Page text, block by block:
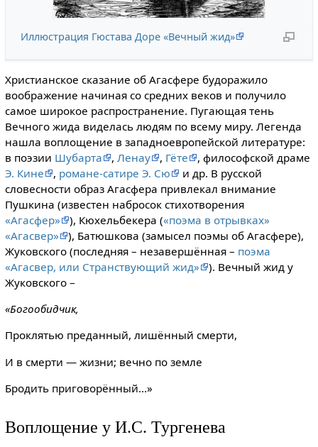
Иллюстрация Гюстава Доре «Вечный жид»
Христианское сказание об Агасфере будоражило
воображение начиная со средних веков и получило
самое широкое распространение. Пугающая тень
Вечного жида виделась людям по всему миру. Легенда
нашла воплощение в западноевро­пейской литературе:
в поэзии Шубарта , Ленау , Гёте
, философской драме
Э. Кине
, романе-сатире Э. Сю
и др. В русской
словесности образ Агасфера привлекал внимание
Пушкина (известен набросок стихотворения
«Агасфер»
), Кюхельбекера («поэма в отрывках»
«Агасвер»
), Батюшкова (замысел поэмы об Агасфере),
Жуковского (последняя – незавершённая – поэма
«Агасвер, или Странствующий жид»
). Вечный жид у
Жуковского –
«Богообидчик,
Проклятью преданный, лишённый смерти,
И в смерти — жизни; вечно по земле
Бродить приговорённый...»
Воплощение у И.С. Тургенева